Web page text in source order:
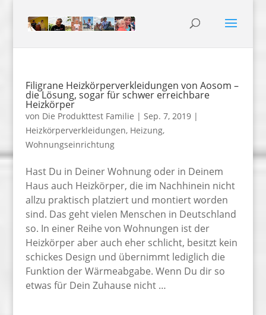
Filigrane Heizkörperverkleidungen von Aosom –
die Lösung, sogar für schwer erreichbare
Heizkörper
von Die Produkttest Familie | Sep. 7, 2019|
Heizkörperverkleidungen, Heizung,
Wohnungseinrichtung
Hast Du in Deiner Wohnung oder in Deinem
Haus auch Heizkörper, die im Nachhinein nicht
allzu praktisch platziert und montiert worden
sind. Das geht vielen Menschen in Deutschland
so. In einer Reihe von Wohnungen ist der
Heizkörper aber auch eher schlicht, besitzt kein
schickes Design und übernimmt lediglich die
Funktion der Wärmeabgabe. Wenn Du dir so
etwas für Dein Zuhause nicht …